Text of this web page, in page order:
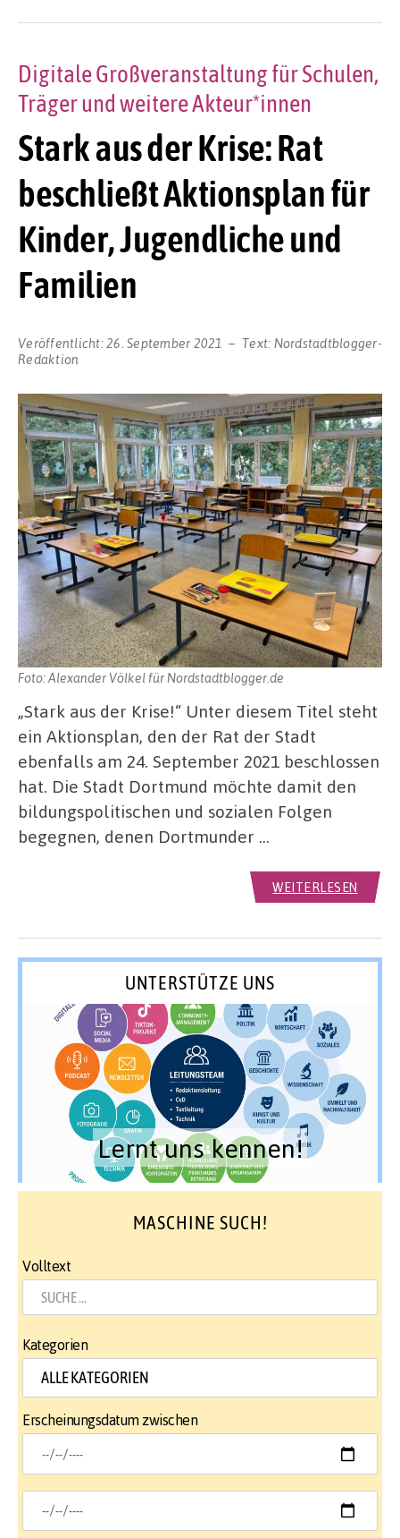
Stark aus der Krise: Rat
beschließt Aktionsplan für
Kinder, Jugendliche und
Familien
Digitale Großveranstaltung für Schulen,
Träger und weitere Akteur*innen
Veröffentlicht:26. September 2021 Text: Nordstadtblogger-
Redaktion
Foto: Alexander Völkel für Nordstadtblogger.de
„Stark aus der Krise!“ Unter diesem Titel steht
ein Aktionsplan, den der Rat der Stadt
ebenfalls am 24. September 2021 beschlossen
hat. Die Stadt Dortmund möchte damit den
bildungspolitischen und sozialen Folgen
begegnen, denen Dortmunder …
WEITERLESEN
UNTERSTÜTZE UNS
Lernt uns kennen!
MASCHINE SUCH!
Volltext
Kategorien
Erscheinungsdatum zwischen